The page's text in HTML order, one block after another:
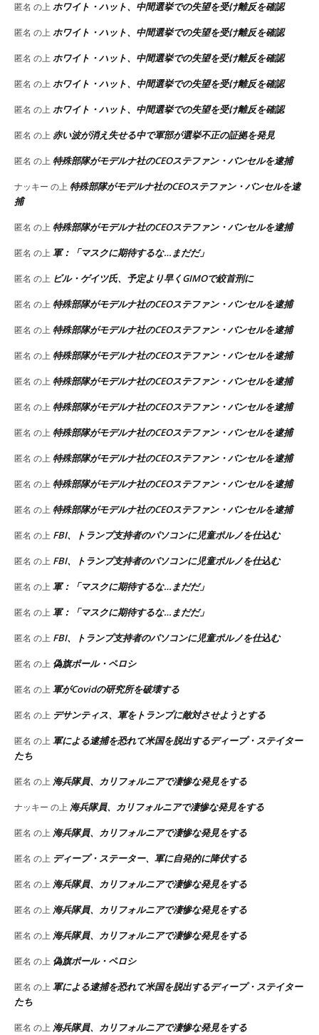
匿名 の上 ホワイト・ハット、中間選挙での失望を受け離反を確認
匿名 の上 ホワイト・ハット、中間選挙での失望を受け離反を確認
匿名 の上 ホワイト・ハット、中間選挙での失望を受け離反を確認
匿名 の上 ホワイト・ハット、中間選挙での失望を受け離反を確認
匿名 の上 ホワイト・ハット、中間選挙での失望を受け離反を確認
匿名 の上 赤い波が消え失せる中で軍部が選挙不正の証拠を発見
匿名 の上 特殊部隊がモデルナ社のCEOステファン・バンセルを逮捕
ナッキー の上 特殊部隊がモデルナ社のCEOステファン・バンセルを逮
捕
匿名 の上 特殊部隊がモデルナ社のCEOステファン・バンセルを逮捕
匿名 の上 軍：「マスクに期待するな…まだだ」
匿名 の上 ビル・ゲイツ氏、予定より早くGIMOで絞首刑に
匿名 の上 特殊部隊がモデルナ社のCEOステファン・バンセルを逮捕
匿名 の上 特殊部隊がモデルナ社のCEOステファン・バンセルを逮捕
匿名 の上 特殊部隊がモデルナ社のCEOステファン・バンセルを逮捕
匿名 の上 特殊部隊がモデルナ社のCEOステファン・バンセルを逮捕
匿名 の上 特殊部隊がモデルナ社のCEOステファン・バンセルを逮捕
匿名 の上 特殊部隊がモデルナ社のCEOステファン・バンセルを逮捕
匿名 の上 特殊部隊がモデルナ社のCEOステファン・バンセルを逮捕
匿名 の上 特殊部隊がモデルナ社のCEOステファン・バンセルを逮捕
匿名 の上 特殊部隊がモデルナ社のCEOステファン・バンセルを逮捕
匿名 の上 FBI、トランプ支持者のパソコンに児童ポルノを仕込む
匿名 の上 FBI、トランプ支持者のパソコンに児童ポルノを仕込む
匿名 の上 軍：「マスクに期待するな…まだだ」
匿名 の上 軍：「マスクに期待するな…まだだ」
匿名 の上 FBI、トランプ支持者のパソコンに児童ポルノを仕込む
匿名 の上 偽旗ポール・ペロシ
匿名 の上 軍がCovidの研究所を破壊する
匿名 の上 デサンティス、軍をトランプに敵対させようとする
匿名 の上 軍による逮捕を恐れて米国を脱出するディープ・ステイター
たち
匿名 の上 海兵隊員、カリフォルニアで凄惨な発見をする
ナッキー の上 海兵隊員、カリフォルニアで凄惨な発見をする
匿名 の上 海兵隊員、カリフォルニアで凄惨な発見をする
匿名 の上 ディープ・ステーター、軍に自発的に降伏する
匿名 の上 海兵隊員、カリフォルニアで凄惨な発見をする
匿名 の上 海兵隊員、カリフォルニアで凄惨な発見をする
匿名 の上 海兵隊員、カリフォルニアで凄惨な発見をする
匿名 の上 偽旗ポール・ペロシ
匿名 の上 軍による逮捕を恐れて米国を脱出するディープ・ステイター
たち
匿名 の上 海兵隊員、カリフォルニアで凄惨な発見をする